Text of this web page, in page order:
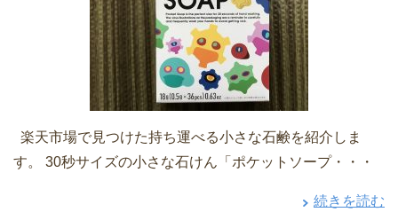
楽天市場で見つけた持ち運べる小さな石鹸を紹介しま
す。 30秒サイズの小さな石けん「ポケットソープ・・・
続きを読む